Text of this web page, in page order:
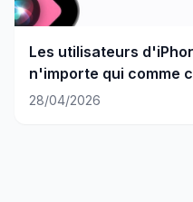
Les utilisateurs
n'importe qui comme
28/04/2026